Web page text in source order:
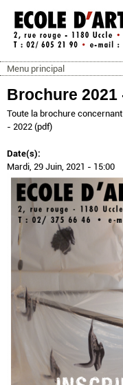
Aller
ecoleartuccle.be
Menu principal
Menu principal
Brochure 2021
Toute la brochure
- 2022 (pdf)
Date(s):
Mardi, 29 Juin, 2021 - 15:00